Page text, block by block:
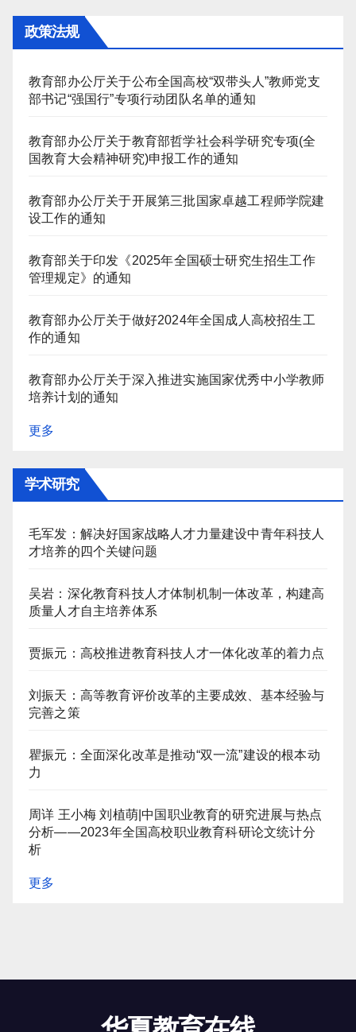
政策法规
教育部办公厅关于公布全国高校“双带头人”教师党支
部书记“强国行”专项行动团队名单的通知
教育部办公厅关于教育部哲学社会科学研究专项(全
国教育大会精神研究)申报工作的通知
教育部办公厅关于开展第三批国家卓越工程师学院建
设工作的通知
教育部关于印发《2025年全国硕士研究生招生工作
管理规定》的通知
教育部办公厅关于做好2024年全国成人高校招生工
作的通知
教育部办公厅关于深入推进实施国家优秀中小学教师
培养计划的通知
更多
学术研究
毛军发：解决好国家战略人才力量建设中青年科技人
才培养的四个关键问题
吴岩：深化教育科技人才体制机制一体改革，构建高
质量人才自主培养体系
贾振元：高校推进教育科技人才一体化改革的着力点
刘振天：高等教育评价改革的主要成效、基本经验与
完善之策
瞿振元：全面深化改革是推动“双一流”建设的根本动
力
周详 王小梅 刘植萌|中国职业教育的研究进展与热点
分析——2023年全国高校职业教育科研论文统计分
析
更多